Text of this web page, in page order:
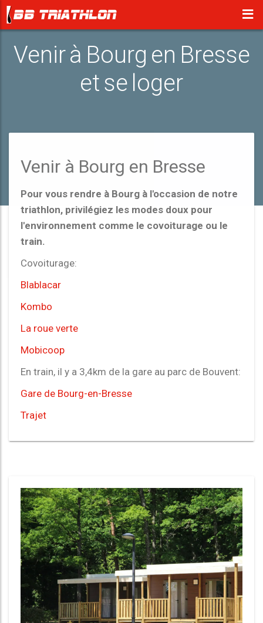
Venir à Bourg en Bresse
et se loger
Venir à Bourg en Bresse
Pour vous rendre à Bourg à l'occasion de notre
triathlon, privilégiez les modes doux pour
l'environnement comme le covoiturage ou le
train.
Covoiturage:
Blablacar
Kombo
La roue verte
Mobicoop
En train, il y a 3,4km de la gare au parc de Bouvent:
Gare de Bourg-en-Bresse
Trajet